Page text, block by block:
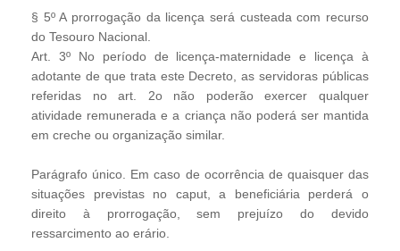
§ 5º A prorrogação da licença será custeada com recurso
do Tesouro Nacional.
Art. 3º No período de licença-maternidade e licença à
adotante de que trata este Decreto, as servidoras públicas
referidas no art. 2o não poderão exercer qualquer
atividade remunerada e a criança não poderá ser mantida
em creche ou organização similar.
Parágrafo único. Em caso de ocorrência de quaisquer das
situações previstas no caput, a beneficiária perderá o
direito à prorrogação, sem prejuízo do devido
ressarcimento ao erário.